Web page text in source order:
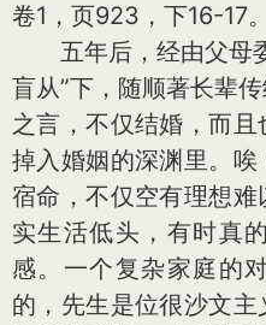
卷1，页923，下16-17。
五年后，经由父母
盲从”下，随顺著长辈
之言，不仅结婚，而且
掉入婚姻的深渊里。
宿命，不仅空有理想
实生活低头，有时真
感。一个复杂家庭的
的，先生是位很沙文